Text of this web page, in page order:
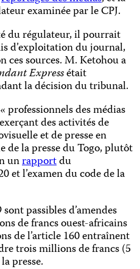
examinée par le CPJ.
du régulateur, il pourrait
d’exploitation du journal,
ces sources. M. Ketohou a
Expressétait
la décision du tribunal.
professionnels des médias
des activités de
et de presse en
de la presse du Togo, plutôt
unrapportdu
et l’examen du code de la
passibles d’amendes
de francs ouest-africains
de l’article 160 entraînent
trois millions de francs (5
presse.